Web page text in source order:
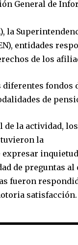
General de
la
entidades
de los
diferentes fondos
de
de la actividad,
tuvieron la
expresar
de preguntas al
fueron
satisfacción.